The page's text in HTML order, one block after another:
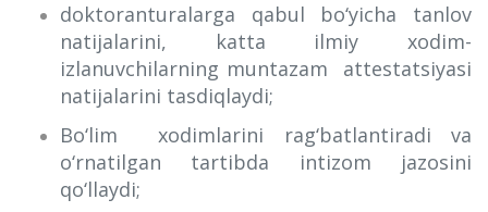
doktoranturalarga qabul bo‘yicha tanlov
natijalarini, katta ilmiy xodim-
izlanuvchilarning muntazam attestatsiyasi
natijalarini tasdiqlaydi;
Bo‘lim xodimlarini rag‘batlantiradi va
o‘rnatilgan tartibda intizom jazosini
qo‘llaydi;